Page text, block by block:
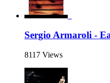
Sergio Armaroli -
8117 Views